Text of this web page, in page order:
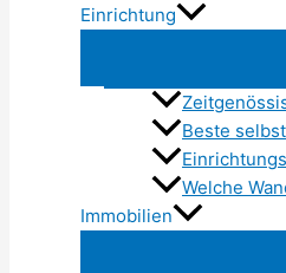
Einrichtung
Beste
Welche
Immobilien